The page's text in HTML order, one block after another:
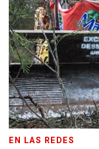
EN LAS REDES